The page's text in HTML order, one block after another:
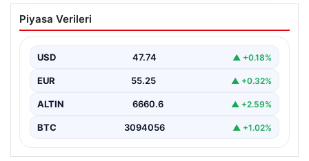
Yatırım araçlarının haftalık performansı
nasıl oldu?
Piyasa Verileri
USD 47.74 ▲ +0.18%
EUR 55.25 ▲ +0.32%
ALTIN 6660.6 ▲ +2.59%
BTC 3094056 ▲ +1.02%